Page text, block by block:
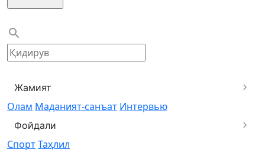
Жамият
Олам Маданият-санъат Интервью
Фойдали
СпортТаҳлил